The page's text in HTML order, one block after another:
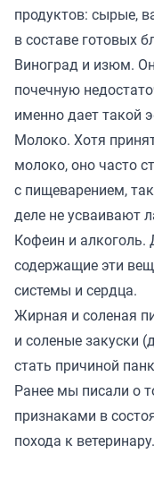
продуктов: сырые,
в составе готовых
Виноград и изюм.
почечную
именно дает такой
Молоко. Хотя
молоко, оно часто
с пищеварением,
деле не усваивают
Кофеин и
содержащие эти
системы и сердца.
Жирная и соленая
и соленые закуски
стать причиной
Ранее мы писали о
признаками в
похода к ветеринару.